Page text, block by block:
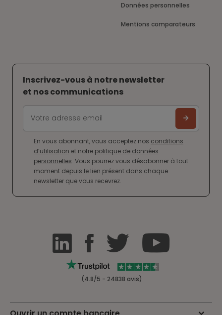
Données personnelles
Mentions comparateurs
Inscrivez-vous à notre newsletter
et nos communications
En vous abonnant, vous acceptez nos conditions
d’utilisation et notre politique de données
personnelles. Vous pourrez vous désabonner à tout
moment depuis le lien présent dans chaque
newsletter que vous recevrez.
(4.8/5 - 24838 avis)